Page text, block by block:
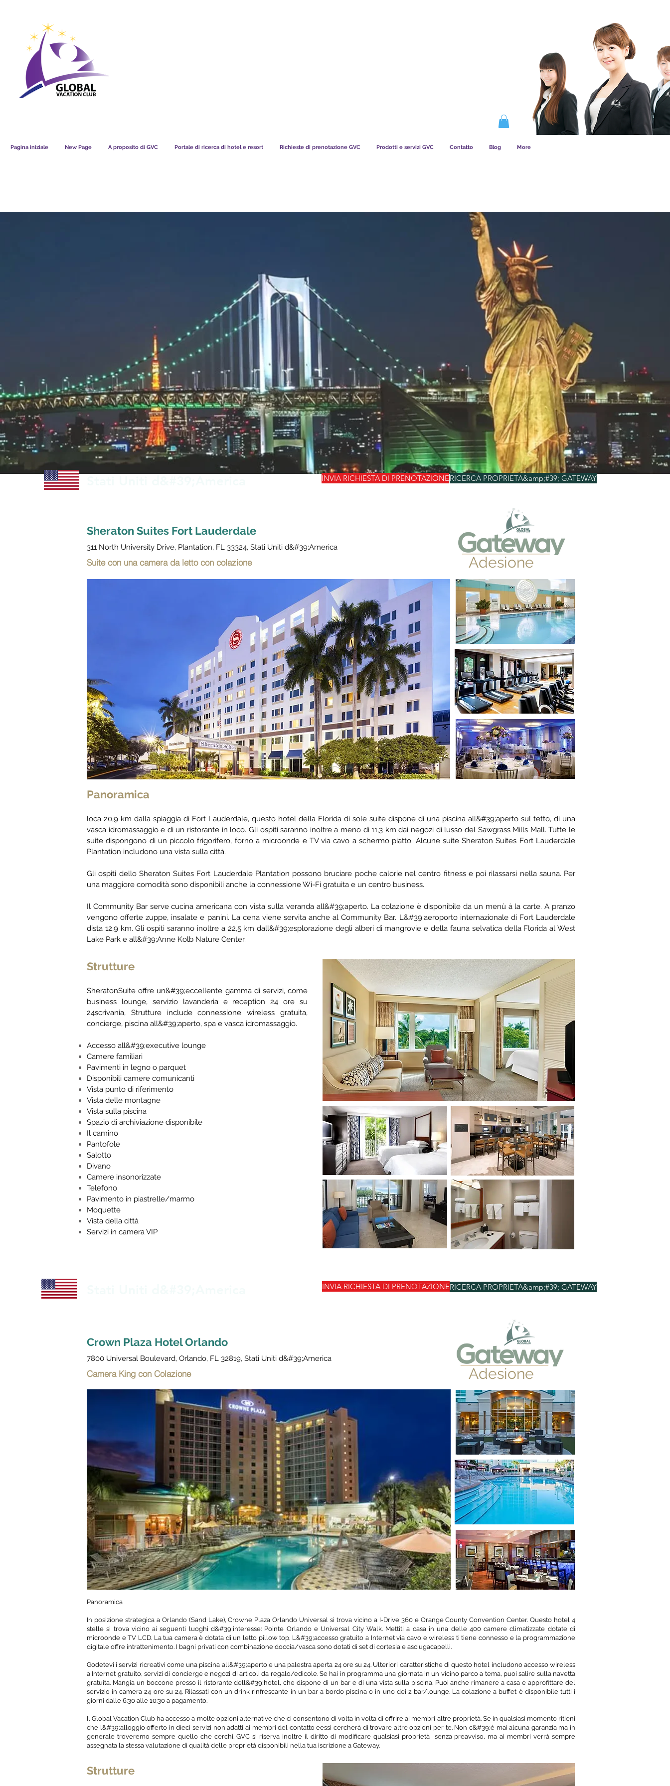
Pagina iniziale New Page A proposito di GVC Portale di ricerca di hotel e resort Richieste di prenotazione GVC Prodotti e servizi GVC Contatto Blog More
INVIA RICHIESTA DI PRENOTAZIONERICERCA PROPRIETA&amp;#39; GATEWAY
Sheraton Suites Fort Lauderdale
311 North University Drive, Plantation, FL 33324, Stati Uniti d&#39;America
Suite con una camera da letto con colazione Adesione
Panoramica
loca 20,9 km dalla spiaggia di Fort Lauderdale, questo hotel della Florida di sole suite dispone di una piscina all&#39;aperto sul tetto, di una
vasca idromassaggio e di un ristorante in loco. Gli ospiti saranno inoltre a meno di 11,3 km dai negozi di lusso del Sawgrass Mills Mall. Tutte le
suite dispongono di un piccolo frigorifero, forno a microonde e TV via cavo a schermo piatto. Alcune suite Sheraton Suites Fort Lauderdale
Plantation includono una vista sulla città.
Gli ospiti dello Sheraton Suites Fort Lauderdale Plantation possono bruciare poche calorie nel centro fitness e poi rilassarsi nella sauna. Per
una maggiore comodità sono disponibili anche la connessione Wi-Fi gratuita e un centro business.
Il Community Bar serve cucina americana con vista sulla veranda all&#39;aperto. La colazione è disponibile da un menù à la carte. A pranzo
vengono offerte zuppe, insalate e panini. La cena viene servita anche al Community Bar. L&#39;aeroporto internazionale di Fort Lauderdale
dista 12,9 km. Gli ospiti saranno inoltre a 22,5 km dall&#39;esplorazione degli alberi di mangrovie e della fauna selvatica della Florida al West
Lake Park e all&#39;Anne Kolb Nature Center.
Strutture
SheratonSuite offre un&#39;eccellente gamma di servizi, come
business lounge, servizio lavanderia e reception 24 ore su
24scrivania, Struttureinclude connessione wireless gratuita,
concierge, piscina all&#39;aperto, spa e vasca idromassaggio.
Accesso all&#39;executive lounge
Camere familiari
Pavimenti in legno o parquet
Disponibili camere comunicanti
Vista punto di riferimento
Vista delle montagne
Vista sulla piscina
Spazio di archiviazione disponibile
Il camino
Pantofole
Salotto
Divano
Camere insonorizzate
Telefono
Pavimento in piastrelle/marmo
Moquette
Vista della città
Servizi in camera VIP
INVIA RICHIESTA DI PRENOTAZIONERICERCA PROPRIETA&amp;#39; GATEWAY
Crown Plaza Hotel Orlando
7800 Universal Boulevard, Orlando, FL 32819, Stati Uniti d&#39;America
Camera King con Colazione Adesione
Panoramica
In posizione strategica a Orlando (Sand Lake), Crowne Plaza Orlando Universal si trova vicino a I-Drive 360 e Orange County Convention Center. Questo hotel 4
stelle si trova vicino ai seguenti luoghi d&#39;interesse: Pointe Orlando e Universal City Walk. Mettiti a casa in una delle 400 camere climatizzate dotate di
microonde e TV LCD. La tua camera è dotata di un letto pillow top. L&#39;accesso gratuito a Internet via cavo e wireless ti tiene connesso e la programmazione
digitale offre intrattenimento. I bagni privati con combinazione doccia/vasca sono dotati di set di cortesia e asciugacapelli.
Godetevi i servizi ricreativi come una piscina all&#39;aperto e una palestra aperta 24 ore su 24. Ulteriori caratteristiche di questo hotel includono accesso wireless
a Internet gratuito, servizi di concierge e negozi di articoli da regalo/edicole. Se hai in programma una giornata in un vicino parco a tema, puoi salire sulla navetta
gratuita. Mangia un boccone presso il ristorante dell&#39;hotel, che dispone di un bar e di una vista sulla piscina. Puoi anche rimanere a casa e approfittare del
servizio in camera 24 ore su 24. Rilassati con un drink rinfrescante in un bar a bordo piscina o in uno dei 2 bar/lounge. La colazione a buffet è disponibile tutti i
giorni dalle 6:30 alle 10:30 a pagamento.
Il Global Vacation Club ha accesso a molte opzioni alternative che ci consentono di volta in volta di offrire ai membri altre proprietà. Se in qualsiasi momento ritieni
che l&#39;alloggio offerto in dieci servizi non adatti ai membri del contatto eessi cercherà di trovare altre opzioni per te. Non c&#39;è mai alcuna garanzia ma in
generale troveremo sempre quello che cerchi. GVC si riserva inoltre il diritto di modificare qualsiasi proprietà senza preavviso, ma ai membri verrà sempre
assegnata la stessa valutazione di qualità delle proprietà disponibili nella tua iscrizione a Gateway.
Strutture